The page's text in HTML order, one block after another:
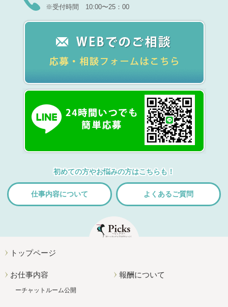
※受付時間 10:00〜25：00
初めての方やお悩みの方はこちらも！
仕事内容について よくあるご質問
トップページ
お仕事内容
チャットルーム公開
報酬について